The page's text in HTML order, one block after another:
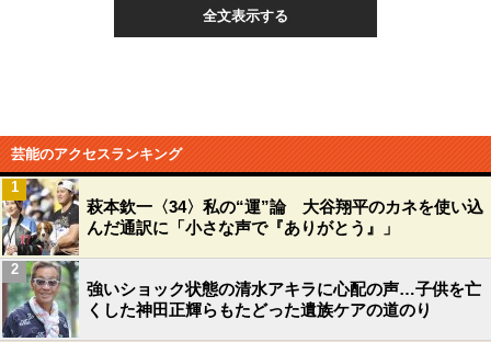
全文表示する
芸能のアクセスランキング
萩本欽一〈34〉私の“運”論 大谷翔平のカネを使い込
んだ通訳に「小さな声で『ありがとう』」
1
強いショック状態の清水アキラに心配の声…子供を亡
くした神田正輝らもたどった遺族ケアの道のり
2